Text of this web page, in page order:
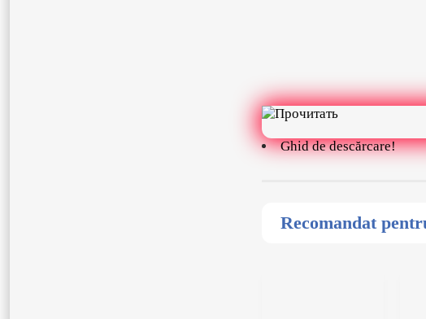
Ghid de descărcare!
Recomandat